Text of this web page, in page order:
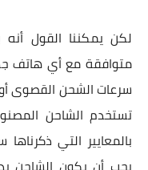
لكن يمكننا القول
متوافقة مع أي هاتف
سرعات الشحن القصوى
تستخدم الشاحن
بالمعايير التي ذكرناها